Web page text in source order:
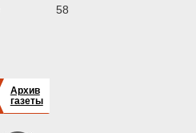
58
Архив
газеты